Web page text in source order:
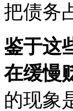
把债务
鉴于这
在缓慢
的现象